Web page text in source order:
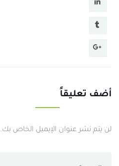
أضف تعليقاً
لن يتم نشر عنوان الإيميل الخاص بك.